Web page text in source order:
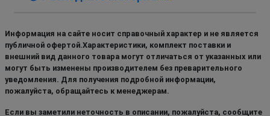
Информация на сайте носит справочный характер и не является
публичной офертой.Характеристики, комплект поставки и
внешний вид данного товара могут отличаться от указанных или
могут быть изменены производителем без преварительного
уведомления. Для получения подробной информации,
пожалуйста, обращайтесь к менеджерам.
Если вы заметили неточность в описании, пожалуйста, сообщите